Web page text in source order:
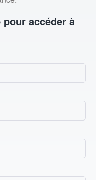
accéder à